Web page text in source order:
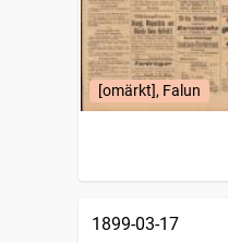
[omärkt], Falun
1899-03-17